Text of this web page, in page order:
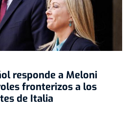
responde a Meloni
fronterizos a los
de Italia